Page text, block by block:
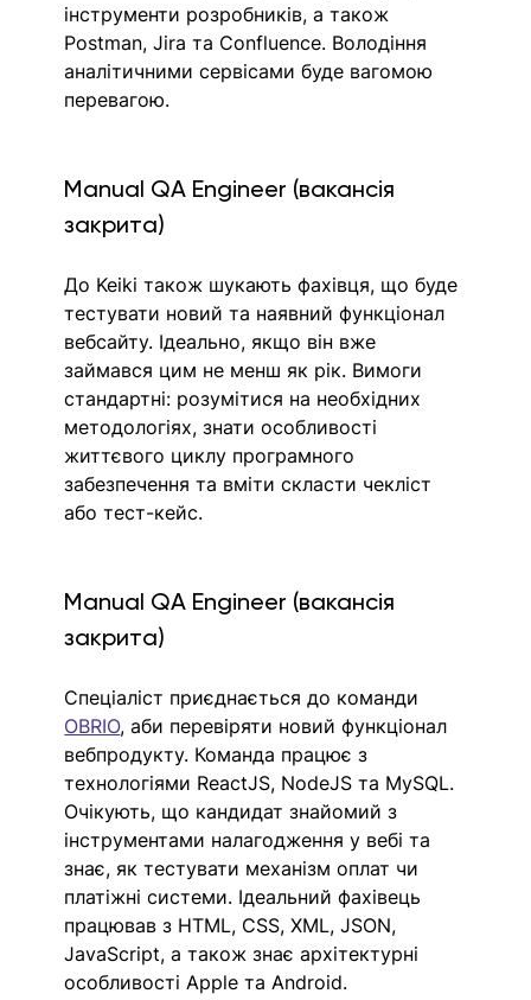
інструменти розробників, а також
Postman, Jira та Confluence. Володіння
аналітичними сервісами буде вагомою
перевагою.
Manual QA Engineer (вакансія
закрита)
До Keiki також шукають фахівця, що буде
тестувати новий та наявний функціонал
вебсайту. Ідеально, якщо він вже
займався цим не менш як рік. Вимоги
стандартні: розумітися на необхідних
методологіях, знати особливості
життєвого циклу програмного
забезпечення та вміти скласти чекліст
або тест-кейс.
Manual QA Engineer (вакансія
закрита)
Спеціаліст приєднається до команди
OBRIO, аби перевіряти новий функціонал
вебпродукту. Команда працює з
технологіями ReactJS, NodeJS та MySQL.
Очікують, що кандидат знайомий з
інструментами налагодження у вебі та
знає, як тестувати механізм оплат чи
платіжні системи. Ідеальний фахівець
працював з HTML, CSS, XML, JSON,
JavaScript, а також знає архітектурні
особливості Apple та Android.